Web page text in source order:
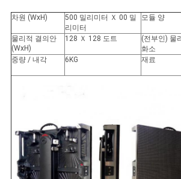
트
맵
PRIVACY
차원 (WxH)
500 밀리미터 Ｘ 00 밀
리미터
모듈 양
물리적 결의안
(WxH)
128 Ｘ 128 도트
(전부인) 물
화소
중량 / 내각 6KG 재료